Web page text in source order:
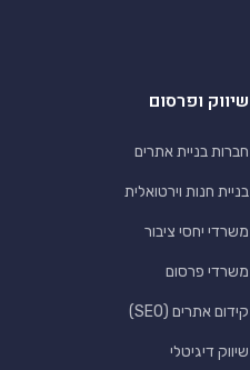
שיווק ופרסום
חברות בניית אתרים
בניית חנות וירטואלית
משרדי יחסי ציבור
משרדי פרסום
קידום אתרים (SEO)
שיווק דיגיטלי